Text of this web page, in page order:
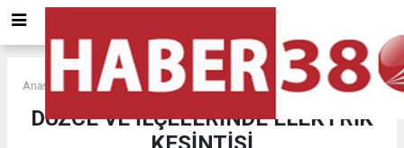
Anasayfa DÜZCE YEREL HABER
DÜZCE VE İLÇELERİNDE ELEKTRİK